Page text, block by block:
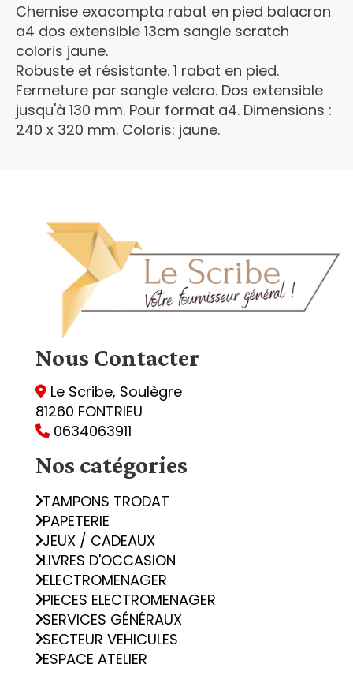
Chemise exacompta rabat en pied balacron
a4 dos extensible 13cm sangle scratch
coloris jaune.
Robuste et résistante. 1 rabat en pied.
Fermeture par sangle velcro. Dos extensible
jusqu'à 130 mm. Pour format a4. Dimensions :
240 x 320 mm. Coloris: jaune.
Nous Contacter
 Le Scribe, Soulègre
81260 FONTRIEU
 0634063911
Nos catégories
TAMPONS TRODAT
PAPETERIE
JEUX / CADEAUX
LIVRES D'OCCASION
ELECTROMENAGER
PIECES ELECTROMENAGER
SERVICES GÉNÉRAUX
SECTEUR VEHICULES
ESPACE ATELIER